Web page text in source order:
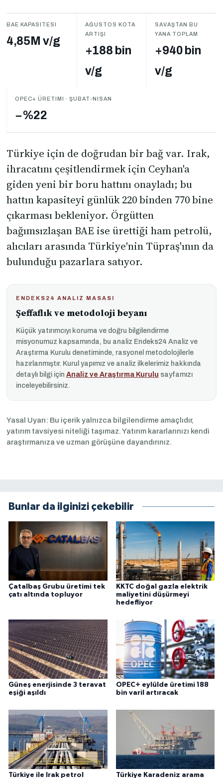
BAE KAPASITESI
4,85M v/g
AĞUSTOS KOTA
ARTIŞI
+188 bin
v/g
SAVAŞTAN BU
YANA TOPLAM
+940 bin
v/g
OPEC+ ÜRETIMI · ŞUBAT-NISAN
−%22
Türkiye için de doğrudan bir bağ var. Irak,
ihracatını çeşitlendirmek için Ceyhan'a
giden yeni bir boru hattını onayladı; bu
hattın kapasiteyi günlük 220 binden 770 bine
çıkarması bekleniyor. Örgütten
bağımsızlaşan BAE ise ürettiği ham petrolü,
alıcıları arasında Türkiye'nin Tüpraş'ının da
bulunduğu pazarlara satıyor.
ENDEKS24 ANALIZ MASASI
Şeffaflık ve metodoloji beyanı
Küçük yatırımcıyı koruma ve doğru bilgilendirme
misyonumuz kapsamında, bu analiz Endeks24 Analiz ve
Araştırma Kurulu denetiminde, rasyonel metodolojilerle
hazırlanmıştır. Kurul yapımız ve analiz ilkelerimiz hakkında
detaylı bilgi için Analiz ve Araştırma Kurulu sayfamızı
inceleyebilirsiniz.
Yasal Uyarı: Bu içerik yalnızca bilgilendirme amaçlıdır,
yatırım tavsiyesi niteliği taşımaz. Yatırım kararlarınızı kendi
araştırmanıza ve uzman görüşüne dayandırınız.
Bunlar da ilginizi çekebilir
Çatalbaş Grubu üretimi tek
çatı altında topluyor
KKTC doğal gazla elektrik
maliyetini düşürmeyi
hedefliyor
Güneş enerjisinde 3 teravat
eşiği aşıldı
OPEC+ eylülde üretimi 188
bin varil artıracak
Türkiye ile Irak petrol Türkiye Karadeniz arama